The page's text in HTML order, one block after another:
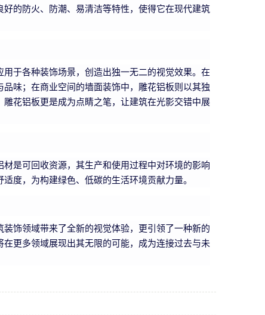
的防火、防潮、易清洁等特性，使得它在现代建筑
于各种装饰场景，创造出独一无二的视觉效果。在
味；在商业空间的墙面装饰中，雕花铝板则以其独
花铝板更是成为点睛之笔，让建筑在光影交错中展
是可回收资源，其生产和使用过程中对环境的影响
度，为构建绿色、低碳的生活环境贡献力量。
饰领域带来了全新的视觉体验，更引领了一种新的
更多领域展现出其无限的可能，成为连接过去与未